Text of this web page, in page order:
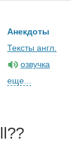
Анекдоты
Тексты англ.
озвучка
еще...
??